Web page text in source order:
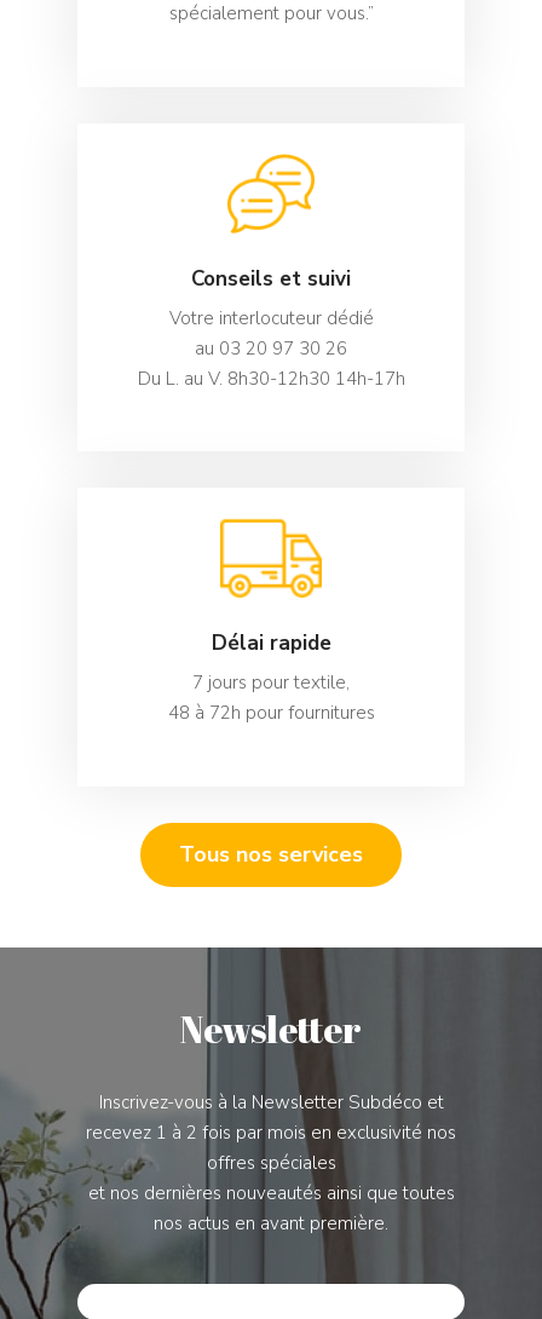
spécialement pour vous.”
Conseils et suivi
Votre interlocuteur dédié
au 03 20 97 30 26
Du L. au V. 8h30-12h30 14h-17h
Délai rapide
7 jours pour textile,
48 à 72h pour fournitures
Tous nos services
Newsletter
Inscrivez-vous à la Newsletter Subdéco et
recevez 1 à 2 fois par mois en exclusivité nos
offres spéciales
et nos dernières nouveautés ainsi que toutes
nos actus en avant première.